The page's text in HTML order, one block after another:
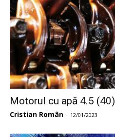
Motorul cu apă 4.5 (40)
Cristian Român - 12/01/2023